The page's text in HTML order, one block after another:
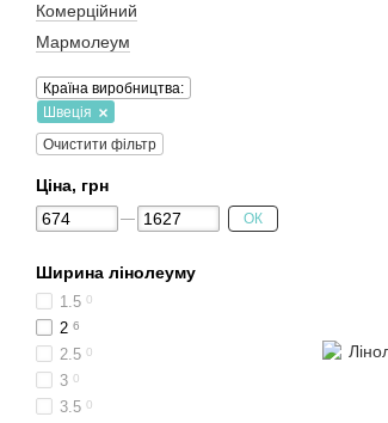
Комерційний
Мармолеум
Країна виробництва:
Швеція
Очистити фільтр
Ціна, грн
ОК
Ширина лінолеуму
1.5 0
2 6
2.5 0
3 0
3.5 0